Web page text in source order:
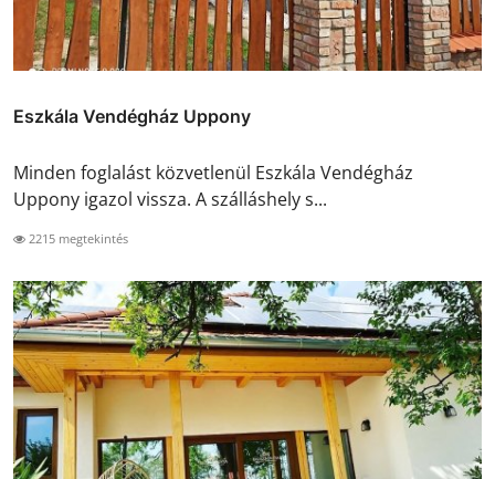
Eszkála Vendégház Uppony
Minden foglalást közvetlenül Eszkála Vendégház
Uppony igazol vissza. A szálláshely s...
2215 megtekintés